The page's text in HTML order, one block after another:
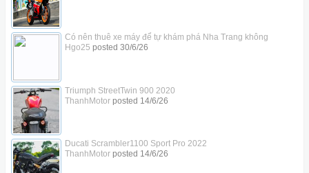
Có nên thuê xe máy để tự khám phá Nha Trang không
Hgo25 posted 30/6/26
Triumph StreetTwin 900 2020
ThanhMotorposted 14/6/26
Ducati Scrambler1100 Sport Pro 2022
ThanhMotorposted 14/6/26